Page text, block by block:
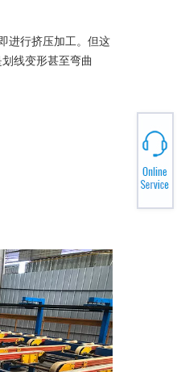
进行挤压加工。但这
线变形甚至弯曲